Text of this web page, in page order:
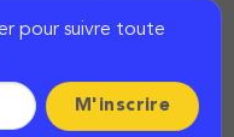
pour suivre toute